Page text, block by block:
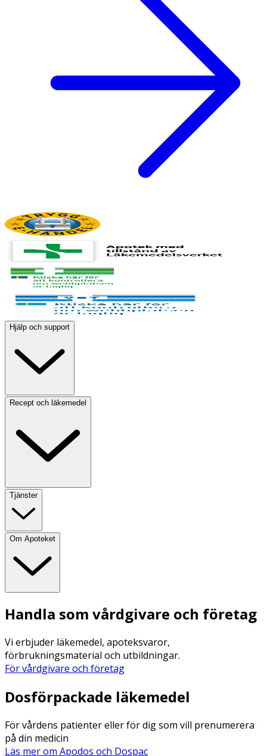
Hjälp och support
Recept och läkemedel
Tjänster
Om Apoteket
Handla som vårdgivare och företag
Vi erbjuder läkemedel, apoteksvaror,
förbrukningsmaterial och utbildningar.
För vårdgivare och företag
Dosförpackade läkemedel
För vårdens patienter eller för dig som vill prenumerera
på din medicin
Läs mer om Apodos och Dospac